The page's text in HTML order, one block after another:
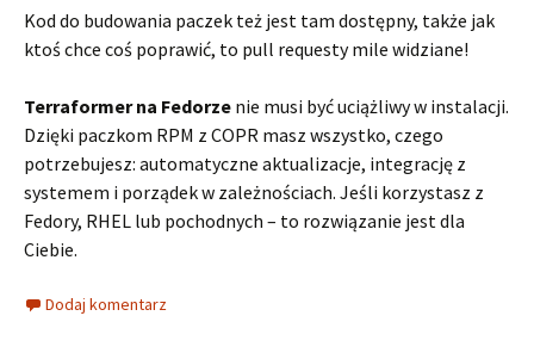
Kod do budowania paczek też jest tam dostępny, także jak
ktoś chce coś poprawić, to pull requesty mile widziane!
Terraformer na Fedorze nie musi być uciążliwy w instalacji.
Dzięki paczkom RPM z COPR masz wszystko, czego
potrzebujesz: automatyczne aktualizacje, integrację z
systemem i porządek w zależnościach. Jeśli korzystasz z
Fedory, RHEL lub pochodnych – to rozwiązanie jest dla
Ciebie.
Dodaj komentarz